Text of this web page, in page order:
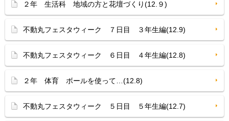
２年 生活科 地域の方と花壇づくり(12.９)
不動丸フェスタウィーク ７日目 ３年生編(12.9)
不動丸フェスタウィーク ６日目 ４年生編(12.8)
２年 体育 ボールを使って…(12.8)
不動丸フェスタウィーク ５日目 ５年生編(12.7)